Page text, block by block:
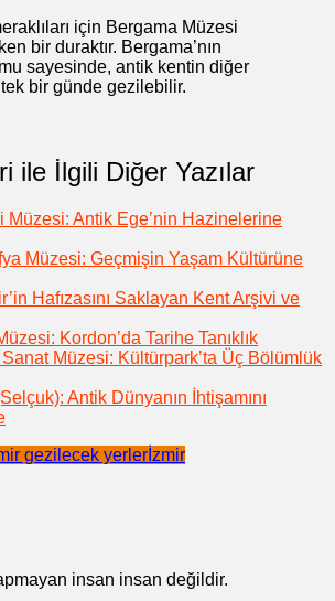
için Bergama Müzesi
bir duraktır. Bergama’nın
sayesinde, antik kentin diğer
bir günde gezilebilir.
ile İlgili Diğer Yazılar
Müzesi: Antik Ege’nin Hazinelerine
Müzesi: Geçmişin Yaşam Kültürüne
Hafızasını Saklayan Kent Arşivi ve
Kordon’da Tarihe Tanıklık
Sanat Müzesi: Kültürpark’ta Üç Bölümlük
Antik Dünyanın İhtişamını
gezilecek yerler İzmir
insan insan değildir.